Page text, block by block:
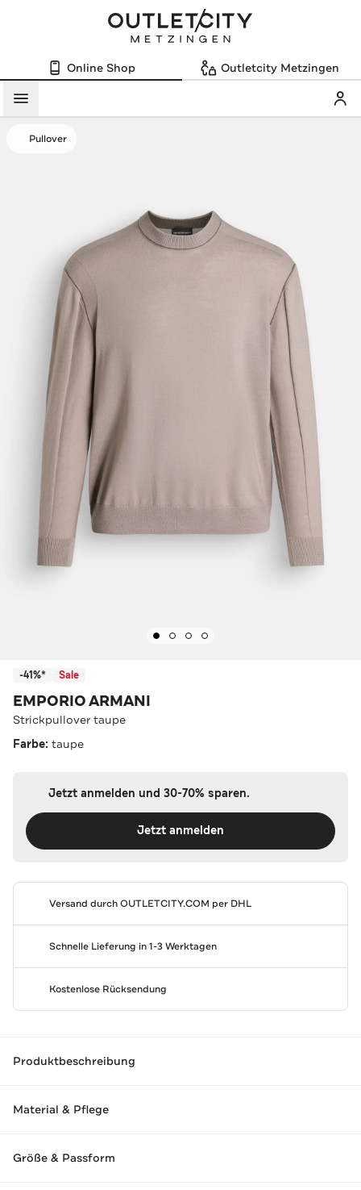
Online Shop Outletcity Metzingen
Menü
Pullover
-41%* Sale
EMPORIO ARMANI
Strickpullover taupe
Farbe: taupe
Jetzt anmelden und 30-70% sparen.
Jetzt anmelden
Versand durchOUTLETCITY.COM per DHL
Schnelle Lieferung in 1-3 Werktagen
Kostenlose Rücksendung
Produktbeschreibung
Material & Pflege
Größe & Passform